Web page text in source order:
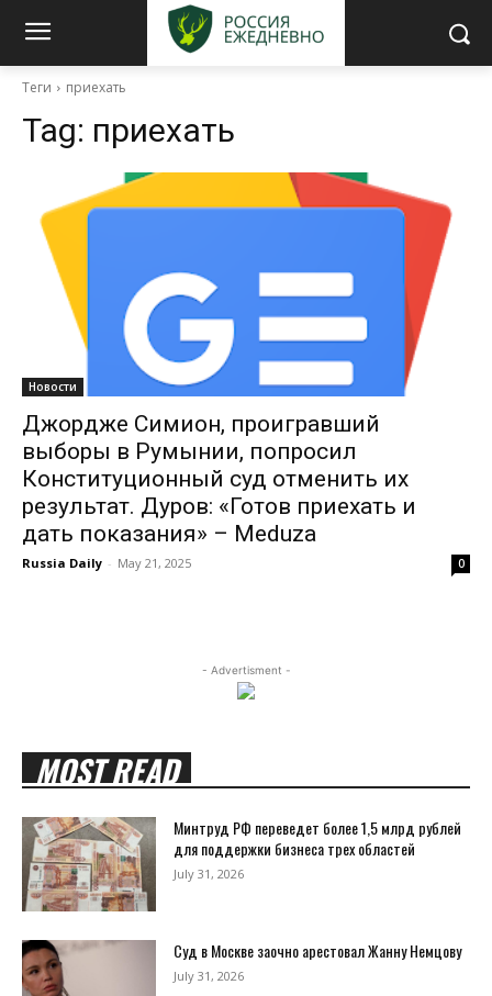
Теги приехать
Tag: приехать
Новости
Джордже Симион, проигравший
выборы в Румынии, попросил
Конституционный суд отменить их
результат. Дуров: «Готов приехать и
дать показания» – Meduza
Russia Daily - May 21, 2025 0
- Advertisment -
MOST READ
Минтруд РФ переведет более 1,5 млрд рублей
для поддержки бизнеса трех областей
July 31, 2026
Суд в Москве заочно арестовал Жанну Немцову
July 31, 2026